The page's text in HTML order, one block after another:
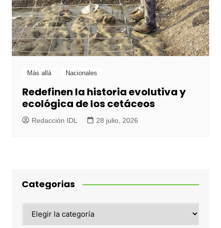
Más allá Nacionales
Redefinen la historia evolutiva y
ecológica de los cetáceos
Redacción IDL 28 julio, 2026
Categorias